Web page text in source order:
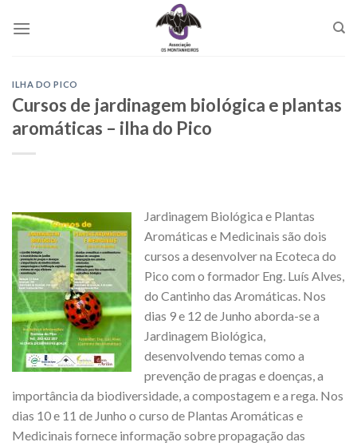
ILHA DO PICO
Cursos de jardinagem biológica e plantas
aromáticas – ilha do Pico
Jardinagem Biológica e Plantas
Aromáticas e Medicinais são dois
cursos a desenvolver na Ecoteca do
Pico com o formador Eng. Luís Alves,
do Cantinho das Aromáticas. Nos
dias 9 e 12 de Junho aborda-se a
Jardinagem Biológica,
desenvolvendo temas como a
prevenção de pragas e doenças, a
importância da biodiversidade, a compostagem e a rega. Nos
dias 10 e 11 de Junho o curso de Plantas Aromáticas e
Medicinais fornece informação sobre propagação das